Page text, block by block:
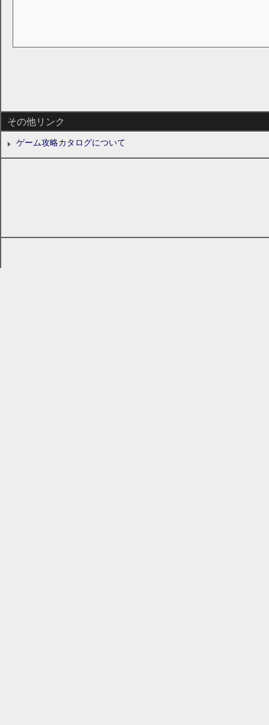
その他リンク
ゲーム攻略カタログについて